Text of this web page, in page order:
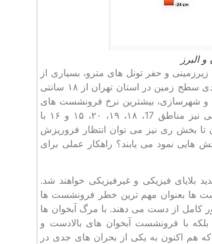
و حفر تونل های مترو، بسیاری از
نواحی را درگیر کرده است. پیش بینی ها حاکی از آن است که میزان تغییرات عمودی سطح زمین در استان تهران از ۱۸ سانتی
و شهرسازی، بیشترین نرخ فرونشست های
تهران در مناطق جنوبی ورامین و قرچک و دشت شهریار بوده و در سال‌ های آتی نیز مناطق 17، ۱۸، ۱۹، ۲۰، ۱۵ و ۱۶ با
تا بخش ری نیز می ‌توان انتظار فروریزش‌
نمود می یابند؟ راهکار عملی برای
بلایای فیزیکی و غیرفیزیکی خواهند شد.
ها بعنوان مهم ترین خطر فرونشست ها
کامل از دست می دهند. با مرگ آبخوان ها
با فرونشست آبخوان های بالادست و
هم اکنون به یکی از بحران های جدی در